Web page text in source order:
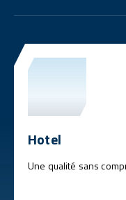
Hotel
Une qualité sans